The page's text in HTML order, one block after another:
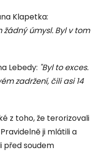
Klapetka:
žádný úmysl. Byl v tom
Lebedy: "Byl to exces.
zadržení, čili asi 14
z toho, že terorizovali
ji mlátili a
před soudem